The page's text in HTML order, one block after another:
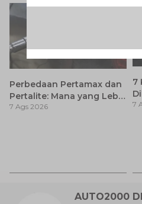
Perbedaan Pertamax dan
Pertalite: Mana yang Lebih
Baik untuk Mobil Toyota
7 Ags 2026
7
7
AUTO2000